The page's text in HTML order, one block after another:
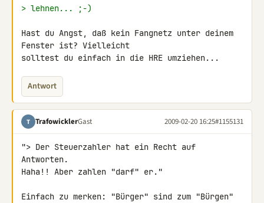
> lehnen... ;-)
Hast du Angst, daß kein Fangnetz unter deinem
Fenster ist? Vielleicht
solltest du einfach in die HRE umziehen...
Antwort
T TrafowicklerGast 2009-02-20 16:25#1155131
"> Der Steuerzahler hat ein Recht auf
Antworten.
Haha!! Aber zahlen "darf" er."
Einfach zu merken: "Bürger" sind zum "Bürgen"